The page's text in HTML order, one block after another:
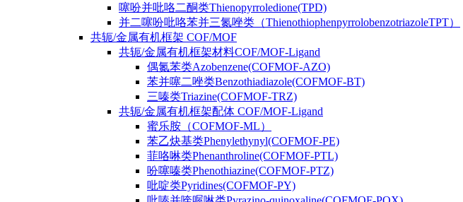
噻吩并吡咯二酮类Thienopyrroledione(TPD)
并二噻吩吡咯苯并三氮唑类（ThienothiophenpyrrolobenzotriazoleTPT）
共轭/金属有机框架 COF/MOF
共轭/金属有机框架材料COF/MOF-Ligand
偶氮苯类Azobenzene(COFMOF-AZO)
苯并噻二唑类Benzothiadiazole(COFMOF-BT)
三嗪类Triazine(COFMOF-TRZ)
共轭/金属有机框架配体 COF/MOF-Ligand
蜜乐胺（COFMOF-ML）
苯乙炔基类Phenylethynyl(COFMOF-PE)
菲咯啉类Phenanthroline(COFMOF-PTL)
吩噻嗪类Phenothiazine(COFMOF-PTZ)
吡啶类Pyridines(COFMOF-PY)